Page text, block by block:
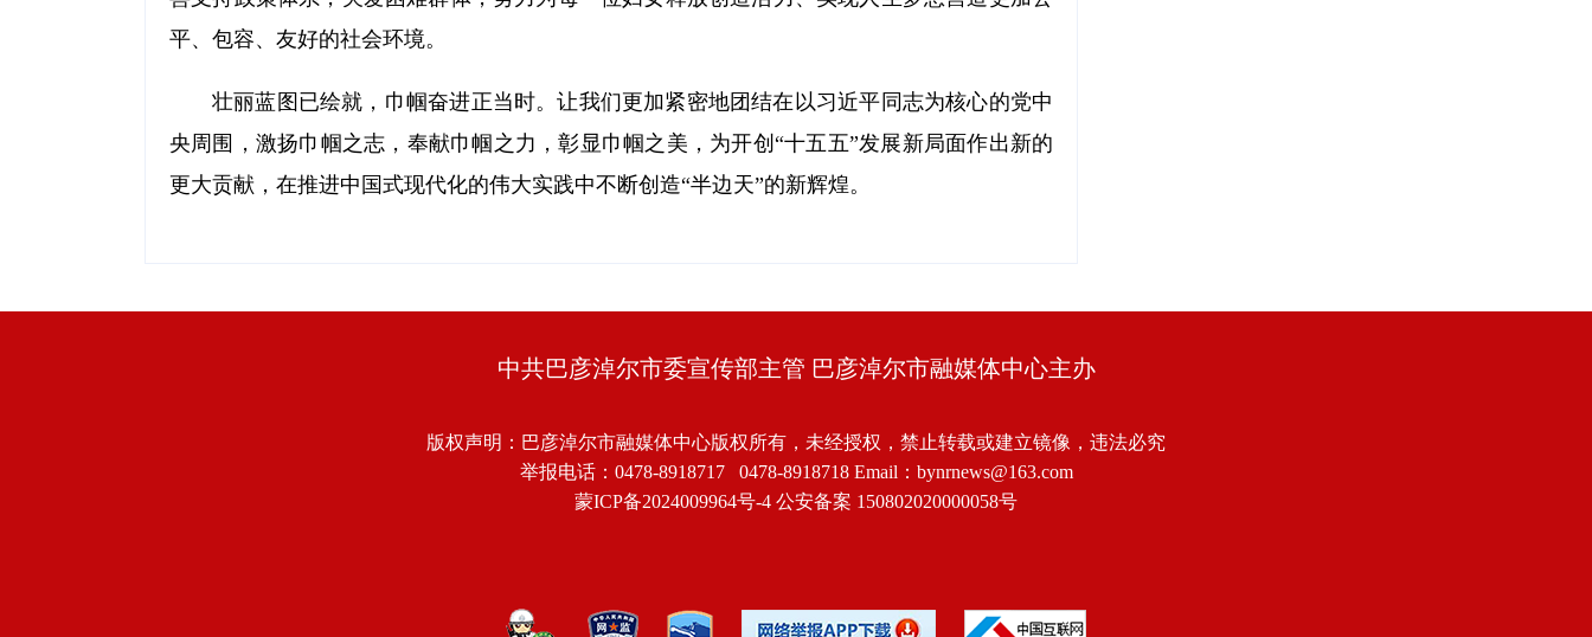
平、包容、友好的社会环境。
壮丽蓝图已绘就，巾帼奋进正当时。让我们更加紧密地团结在以习近平同志为核心的党中
央周围，激扬巾帼之志，奉献巾帼之力，彰显巾帼之美，为开创“十五五”发展新局面作出新的
更大贡献，在推进中国式现代化的伟大实践中不断创造“半边天”的新辉煌。
中共巴彦淖尔市委宣传部主管 巴彦淖尔市融媒体中心主办
版权声明：巴彦淖尔市融媒体中心版权所有，未经授权，禁止转载或建立镜像，违法必究
举报电话：0478-8918717 0478-8918718 Email：bynrnews@163.com
蒙ICP备2024009964号-4 公安备案 150802020000058号